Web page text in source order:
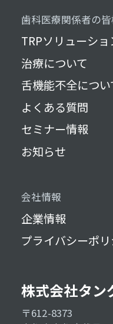
株式会社タン
〒612-8373
歯科医療関係者の
TRPソリューショ
治療について
舌機能不全につい
よくある質問
セミナー情報
お知らせ
会社情報
企業情報
プライバシーポ